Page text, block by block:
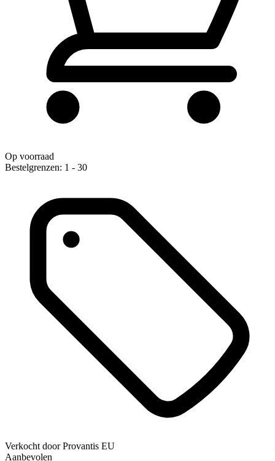
Op voorraad
Bestelgrenzen: 1 - 30
Verkocht doorProvantis EU
Aanbevolen